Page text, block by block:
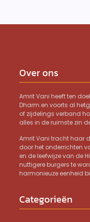
Over ons
Amrit Vani heeft ten
Dharm en voorts al
of zijdelings verband
alles in de ruimste zin
Amrit Vani tracht haar
door het onderrichten
en de leefwijze van de
nuttigere burgers te
harmonieuze eenheid
Categorieën